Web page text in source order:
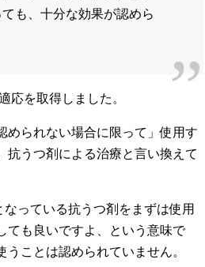
も、十分な効果が認めら
応を取得しました。
められない場合に限って」使用す
抗うつ剤による治療と言い換えて
っている抗うつ剤をまずは使用
ても良いですよ、という意味で
ことは認められていません。